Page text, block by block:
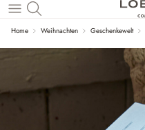
Zum Hauptinhalt springen
Home Weihnachten Geschenkewelt